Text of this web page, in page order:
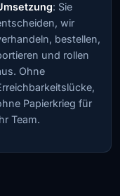
: Sie
wir
bestellen,
und rollen
Ohne
Papierkrieg für
Team.